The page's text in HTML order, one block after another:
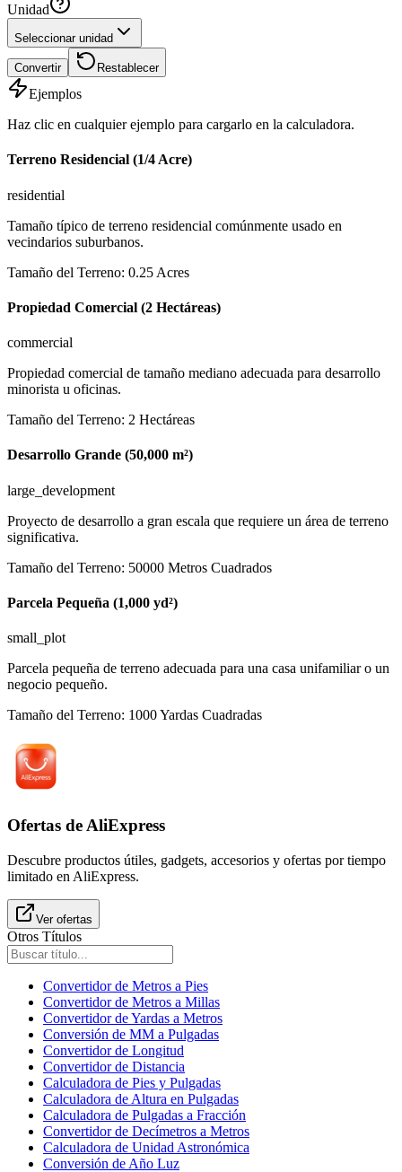
Unidad
Seleccionar unidad
Convertir Restablecer
Ejemplos
Haz clic en cualquier ejemplo para cargarlo en la calculadora.
Terreno Residencial (1/4 Acre)
residential
Tamaño típico de terreno residencial comúnmente usado en
vecindarios suburbanos.
Tamaño del Terreno: 0.25 Acres
Propiedad Comercial (2 Hectáreas)
commercial
Propiedad comercial de tamaño mediano adecuada para desarrollo
minorista u oficinas.
Tamaño del Terreno: 2 Hectáreas
Desarrollo Grande (50,000 m²)
large_development
Proyecto de desarrollo a gran escala que requiere un área de terreno
significativa.
Tamaño del Terreno: 50000 Metros Cuadrados
Parcela Pequeña (1,000 yd²)
small_plot
Parcela pequeña de terreno adecuada para una casa unifamiliar o un
negocio pequeño.
Tamaño del Terreno: 1000Yardas Cuadradas
Ofertas de AliExpress
Descubre productos útiles, gadgets, accesorios y ofertas por tiempo
limitado en AliExpress.
Ver ofertas
Otros Títulos
Convertidor de Metros a Pies
Convertidor de Metros a Millas
Convertidor de Yardas a Metros
Conversión de MM a Pulgadas
Convertidor de Longitud
Convertidor de Distancia
Calculadora de Pies y Pulgadas
Calculadora de Altura en Pulgadas
Calculadora de Pulgadas a Fracción
Convertidor de Decímetros a Metros
Calculadora de Unidad Astronómica
Conversión de Año Luz